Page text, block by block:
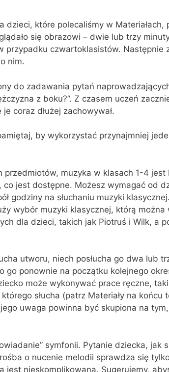
dzieci, które polecaliśmy w Materiałach,
się obrazowi – dwie lub trzy
przypadku czwartoklasistów. Następnie
nim.
do zadawania pytań
z boku?”. Z czasem uczeń
coraz dłużej zachowywał.
by wykorzystać przynajmniej
przedmiotów, muzyka w klasach 1-4 jest
co jest dostępne. Możesz wymagać od
godziny na słuchaniu muzyki
wybór muzyki klasycznej, którą można
dla dzieci, takich jak Piotruś i Wilk, a
utworu, niech posłucha go dwa lub
go ponownie na początku kolejnego
może wykonywać prace ręczne,
słucha (patrz Materiały na końcu
uwaga powinna być skupiona na tym,
symfonii. Pytanie dziecka, jak
o nucenie melodii sprawdza się
jest nieskomplikowana. Sugerujemy,